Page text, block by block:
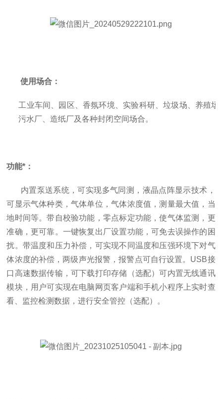
使用场合：
工业车间、园区、香氛环境、实验科研、垃圾场、养殖场
污水厂、造纸厂及各种封闭空间场合。
功能*：
内置泵送系统，可实现多气同测，液晶点阵显示技术，
可显示气体种类，气体单位，气体浓度值，测量最大值，当
地时间等。带自校验功能，零点标定功能，使气体监测，更
准确，更可靠。一键恢复出厂设置功能，可免去误操作的困
扰。带温度和压力补偿，可实现不同温度和压强环境下对气
体浓度的补偿，两级声光报警，报警点可自行设置。USB接
口高速数据传输，可下载打印存储（选配）可内置无线通讯
模块，用户可实现在电脑网页客户端和手机小程序上实时查
看、监控检测数据，进行安全管控（选配）。